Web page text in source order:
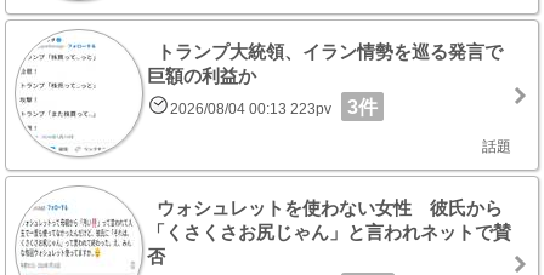
トランプ大統領、イラン情勢を巡る発言で
巨額の利益か
2026/08/04 00:13 223pv 3件
話題
ウォシュレットを使わない女性 彼氏から
「くさくさお尻じゃん」と言われネットで賛
否